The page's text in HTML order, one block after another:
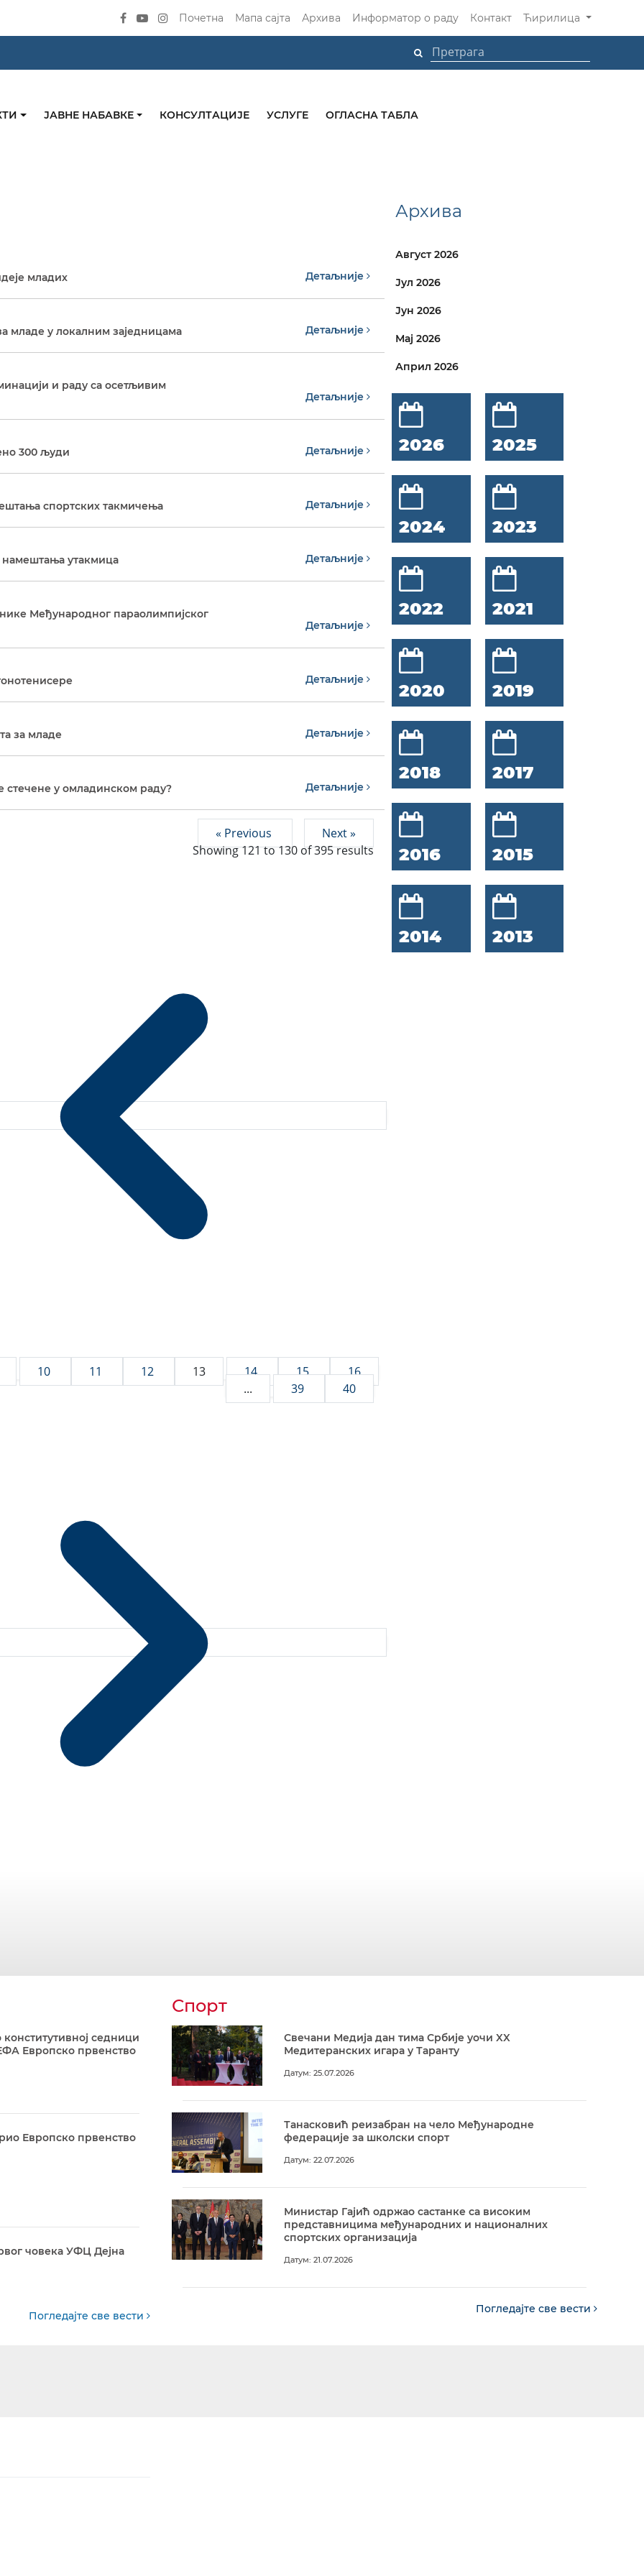
Почетна Мапа сајта Архива Информатор о раду Контакт Ћирилица
ЈАВНЕ НАБАВКЕ КОНСУЛТАЦИЈЕ УСЛУГЕ ОГЛАСНА ТАБЛА
младих Детаљније
младе у локалним заједницама Детаљније
и раду са осетљивим
Детаљније
300 људи Детаљније
спортских такмичења Детаљније
утакмица Детаљније
Међународног параолимпијског
Детаљније
Детаљније
за младе Детаљније
стечене у омладинском раду? Детаљније
« Previous
Next »
Showing121to130 of395results
10 11 12 13 14 15
16
...
39 40
Архива
Август 2026
Јул 2026
Јун 2026
Мај 2026
Април 2026
2026 2025
2024 2023
2022 2021
2020 2019
2018 2017
2016 2015
2014 2013
седници
Европско првенство
Европско првенство
човека УФЦ Дејна
Погледајте све вести
Спорт
Свечани Медија дан тима Србије уочи XX
Медитеранских игара у Таранту
Датум: 25.07.2026
Танасковић реизабран на чело Међународне
федерације за школски спорт
Датум: 22.07.2026
Министар Гајић одржао састанке са високим
представницима међународних и националних
спортских организација
Датум: 21.07.2026
Погледајте све вести